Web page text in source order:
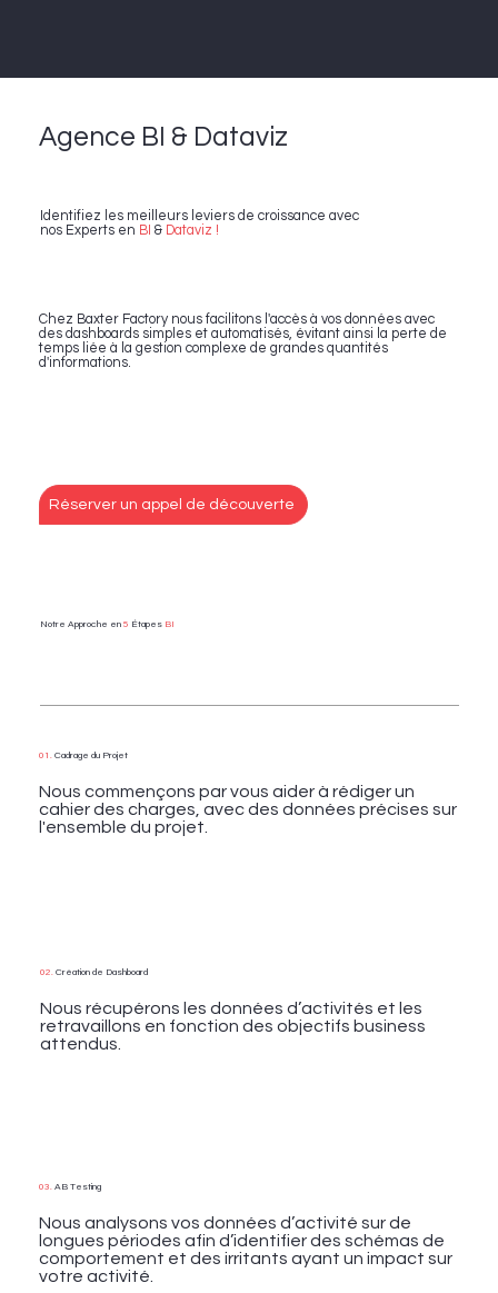
Agence BI & Dataviz
Identifiez les meilleurs leviers de croissance avec
nos Experts en BI & Dataviz !
Chez Baxter Factory nous facilitons l'accès à vos données avec
des dashboards simples et automatisés, évitant ainsi la perte de
temps liée à la gestion complexe de grandes quantités
d'informations.
Réserver un appel de découverte
Notre Approche en5 Étapes BI
Nous commençons par vous aider à rédiger un
cahier des charges, avec des données précises sur
l'ensemble du projet.
01. Cadrage du Projet
Nous récupérons les données d’activités et les
retravaillons en fonction des objectifs business
attendus.
02. Création de Dashboard
Nous analysons vos données d’activité sur de
longues périodes afin d’identifier des schémas de
comportement et des irritants ayant un impact sur
votre activité.
03. AB Testing